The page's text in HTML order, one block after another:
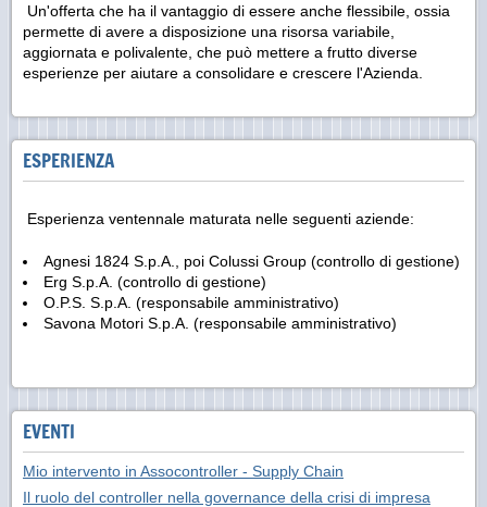
Un'offerta che ha il vantaggio di essere anche flessibile, ossia
permette di avere a disposizione una risorsa variabile,
aggiornata e polivalente, che può mettere a frutto diverse
esperienze per aiutare a consolidare e crescere l'Azienda.
ESPERIENZA
Esperienza ventennale maturata nelle seguenti aziende:
Agnesi 1824 S.p.A., poi Colussi Group (controllo di gestione)
Erg S.p.A. (controllo di gestione)
O.P.S. S.p.A. (responsabile amministrativo)
Savona Motori S.p.A. (responsabile amministrativo)
EVENTI
Mio intervento in Assocontroller - Supply Chain
Il ruolo del controller nella governance della crisi di impresa